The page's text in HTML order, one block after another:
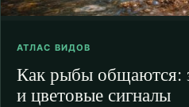
АТЛАС ВИДОВ
Как рыбы общаются:
и цветовые сигналы